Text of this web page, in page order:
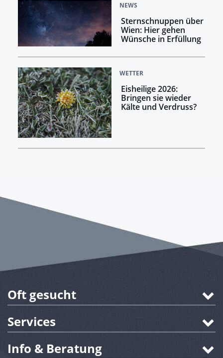
NEWS
Sternschnuppen über
Wien: Hier gehen
Wünsche in Erfüllung
WETTER
Eisheilige 2026:
Bringen sie wieder
Kälte und Verdruss?
Oft gesucht
Services
Info & Beratung